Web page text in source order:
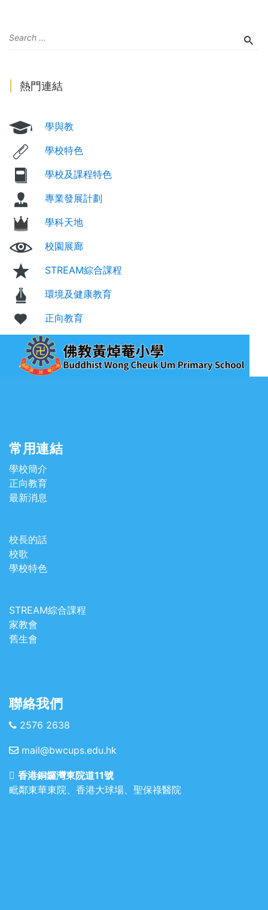
熱門連結
學與教
學校特色
學校及課程特色
專業發展計劃
學科天地
校園展廊
STREAM綜合課程
環境及健康教育
正向教育
常用連結
學校簡介
正向教育
最新消息
校長的話
校歌
學校特色
STREAM綜合課程
家教會
舊生會
聯絡我們
2576 2638
mail@bwcups.edu.hk
香港銅鑼灣東院道11號
毗鄰東華東院、香港大球場、聖保祿醫院